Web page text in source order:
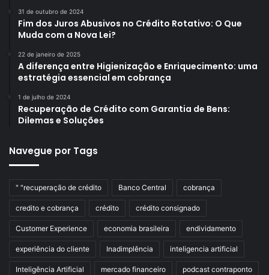
31 de outubro de 2024
Fim dos Juros Abusivos no Crédito Rotativo: O Que
Muda com a Nova Lei?
22 de janeiro de 2025
A diferença entre Higienização e Enriquecimento: uma
estratégia essencial em cobrança
1 de julho de 2024
Recuperação de Crédito com Garantia de Bens:
Dilemas e Soluções
Navegue por Tags
" "recuperação de crédito Banco Central cobrança
credito e cobrança crédito crédito consignado
Customer Experience economia brasileira endividamento
experiência do cliente Inadimplência inteligencia artificial
Inteligência Artificial mercado financeiro podcast contraponto